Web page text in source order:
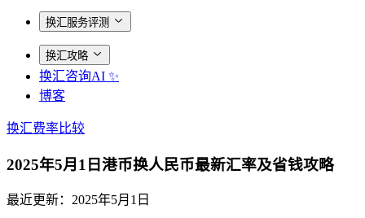
换汇服务评测
换汇攻略
换汇咨询AI ✨
博客
换汇费率比较
2025年5月1日港币换人民币最新汇率及省钱攻略
最近更新： 2025年5月1日